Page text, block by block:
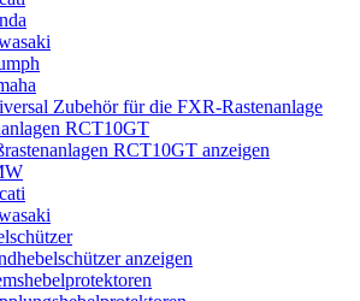
Zubehör für die FXR-Rastenanlage
RCT10GT
RCT10GT anzeigen
anzeigen